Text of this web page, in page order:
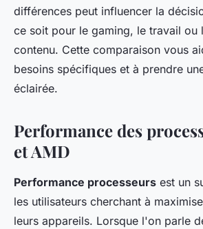
différences peut influencer la
ce soit pour le gaming, le travail ou
contenu. Cette comparaison vous
besoins spécifiques et à prendre
éclairée.
Performance des
et AMD
Performance processeurs est un
les utilisateurs cherchant à
leurs appareils. Lorsque l'on parle